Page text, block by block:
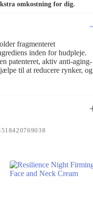
omkostning for dig.
fragmenteret
inden for hudpleje.
patenteret, aktiv anti-aging-
til at reducere rynker, og